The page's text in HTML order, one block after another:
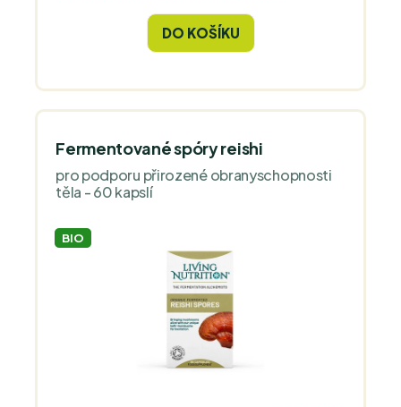
DO KOŠÍKU
Fermentované spóry reishi
pro podporu přirozené obranyschopnosti
těla - 60 kapslí
BIO